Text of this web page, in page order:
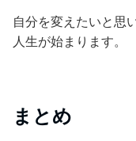
自分を変えたいと思
人生が始まります。
まとめ